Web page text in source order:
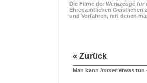
Die Filme der Werkzeuge für
Ehrenamtlichen Geistlichen
und Verfahren, mit denen
« Zurück
Man kann immeretwas tun